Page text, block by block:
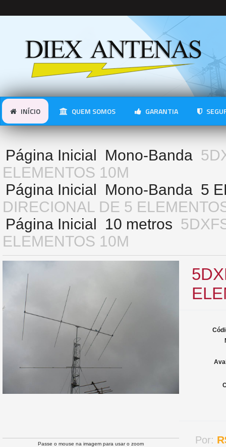
INÍCIO QUEM SOMOS GARANTIA
Página Inicial Mono-Banda
ELEMENTOS 10M
Página Inicial
Mono-Banda 5
DIRECIONAL DE 5
Página Inicial
10 metros
ELEMENTOS 10M
Passe o mouse na imagem para usar o zoom Por: